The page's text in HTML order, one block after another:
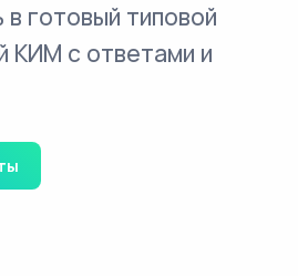
готовый типовой
КИМ с ответами и